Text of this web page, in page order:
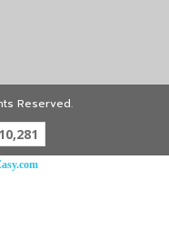
Reserved.
10,281